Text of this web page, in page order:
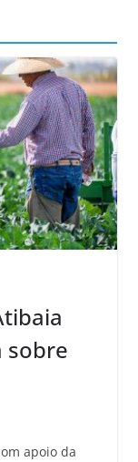
sobre
apoio da